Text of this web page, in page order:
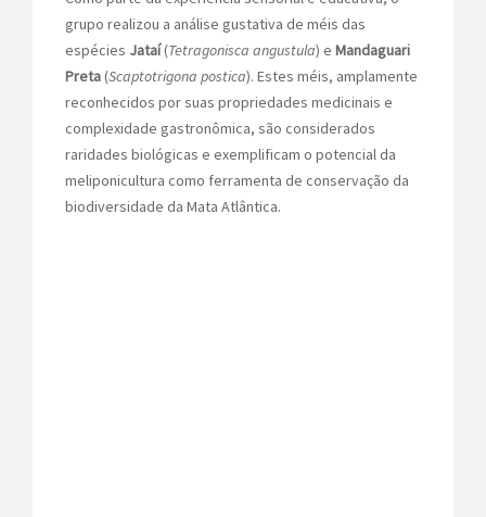
grupo realizou a análise gustativa de méis das
espécies Jataí(Tetragonisca angustula) e Mandaguari
Preta(Scaptotrigona postica). Estes méis, amplamente
reconhecidos por suas propriedades medicinais e
complexidade gastronômica, são considerados
raridades biológicas e exemplificam o potencial da
meliponicultura como ferramenta de conservação da
biodiversidade da Mata Atlântica.